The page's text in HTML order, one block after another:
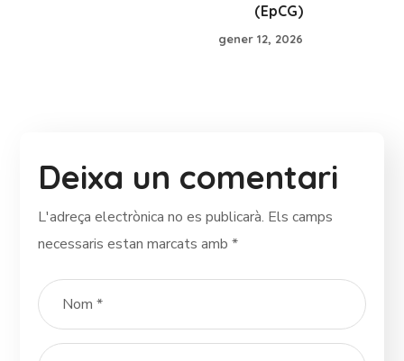
(EpCG)
gener 12, 2026
Deixa un comentari
L'adreça electrònica no es publicarà. Els camps
necessaris estan marcats amb*